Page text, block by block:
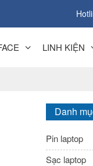
LINH KIỆN
Danh
Pin laptop
Sạc laptop